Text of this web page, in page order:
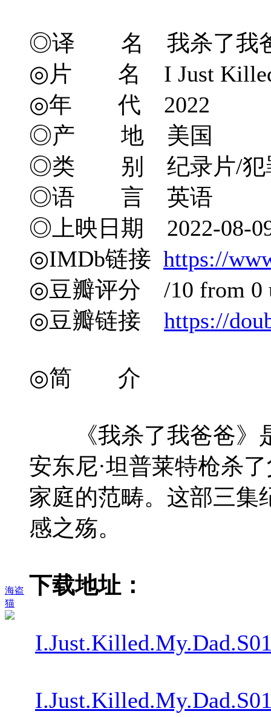
海盗
猫
◎译 名 我杀了我爸
◎片 名 I Just Killed
◎年 代 2022
◎产 地 美国
◎类 别 纪录片/犯
◎语 言 英语
◎上映日期 2022-08-
◎IMDb链接 https://
◎豆瓣评分 /10 from 0
◎豆瓣链接 https://
◎简 介
《我杀了我爸爸》是
安东尼·坦普莱特枪杀
家庭的范畴。这部三集
感之殇。
下载地址：